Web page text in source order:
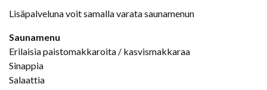
Lisäpalveluna voit samalla varata saunamenun
Saunamenu
Erilaisia paistomakkaroita / kasvismakkaraa
Sinappia
Salaattia